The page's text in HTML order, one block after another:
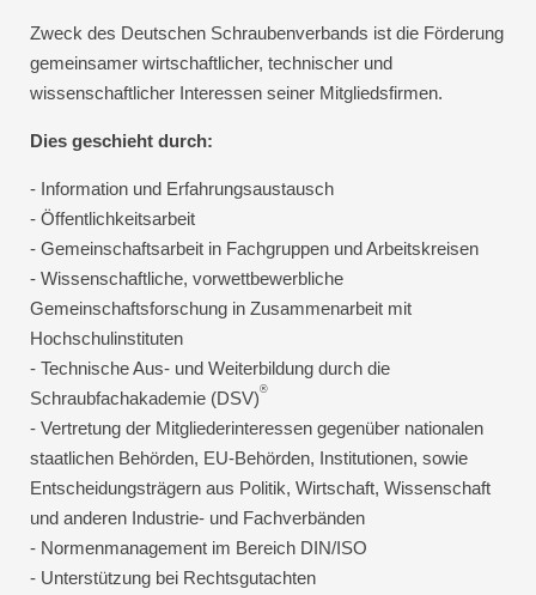
Zweck des Deutschen Schraubenverbands ist die Förderung
gemeinsamer wirtschaftlicher, technischer und
wissenschaftlicher Interessen seiner Mitgliedsfirmen.
Dies geschieht durch:
- Information und Erfahrungsaustausch
- Öffentlichkeitsarbeit
- Gemeinschaftsarbeit in Fachgruppen und Arbeitskreisen
- Wissenschaftliche, vorwettbewerbliche
Gemeinschaftsforschung in Zusammenarbeit mit
Hochschulinstituten
- Technische Aus- und Weiterbildung durch die
Schraubfachakademie (DSV)®
- Vertretung der Mitgliederinteressen gegenüber nationalen
staatlichen Behörden, EU-Behörden, Institutionen, sowie
Entscheidungsträgern aus Politik, Wirtschaft, Wissenschaft
und anderen Industrie- und Fachverbänden
- Normenmanagement im Bereich DIN/ISO
- Unterstützung bei Rechtsgutachten